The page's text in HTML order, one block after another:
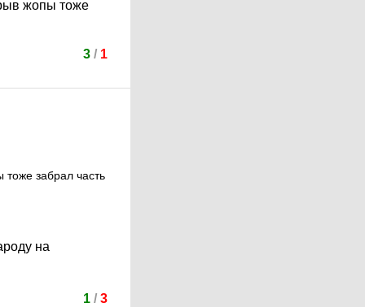
жопы тоже
3/ 1
тоже забрал часть
на
1/ 3